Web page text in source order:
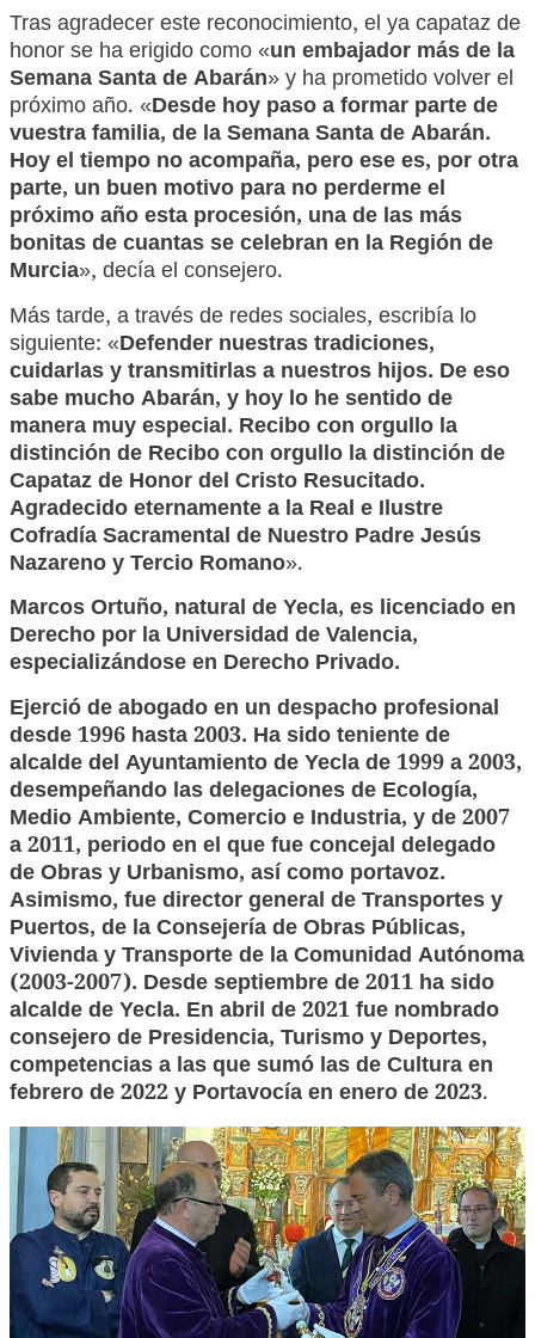
Tras agradecer este reconocimiento, el ya capataz de
honor se ha erigido como «un embajador más de la
Semana Santa de Abarán» y ha prometido volver el
próximo año. «Desde hoy paso a formar parte de
vuestra familia, de la Semana Santa de Abarán.
Hoy el tiempo no acompaña, pero ese es, por otra
parte, un buen motivo para no perderme el
próximo año esta procesión, una de las más
bonitas de cuantas se celebran en la Región de
Murcia», decía el consejero.
Más tarde, a través de redes sociales, escribía lo
siguiente: «Defender nuestras tradiciones,
cuidarlas y transmitirlas a nuestros hijos. De eso
sabe mucho Abarán, y hoy lo he sentido de
manera muy especial. Recibo con orgullo la
distinción de Recibo con orgullo la distinción de
Capataz de Honor del Cristo Resucitado.
Agradecido eternamente a la Real e Ilustre
Cofradía Sacramental de Nuestro Padre Jesús
Nazareno y Tercio Romano».
Marcos Ortuño, natural de Yecla, es licenciado en
Derecho por la Universidad de Valencia,
especializándose en Derecho Privado.
Ejerció de abogado en un despacho profesional
desde 1996 hasta 2003. Ha sido teniente de
alcalde del Ayuntamiento de Yecla de 1999 a 2003,
desempeñando las delegaciones de Ecología,
Medio Ambiente, Comercio e Industria, y de 2007
a 2011, periodo en el que fue concejal delegado
de Obras y Urbanismo, así como portavoz.
Asimismo, fue director general de Transportes y
Puertos, de la Consejería de Obras Públicas,
Vivienda y Transporte de la Comunidad Autónoma
(2003-2007). Desde septiembre de 2011 ha sido
alcalde de Yecla. En abril de 2021 fue nombrado
consejero de Presidencia, Turismo y Deportes,
competencias a las que sumó las de Cultura en
febrero de 2022 y Portavocía en enero de 2023.